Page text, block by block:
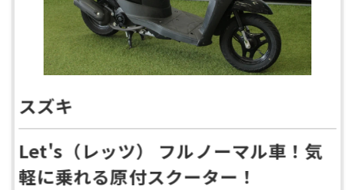
スズキ
Let's（レッツ） フルノーマル車！気
軽に乗れる原付スクーター！